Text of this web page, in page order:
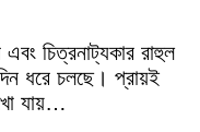
চিত্রনাট্যকার রাহুল
ধরে চলছে। প্রায়ই
যায়…